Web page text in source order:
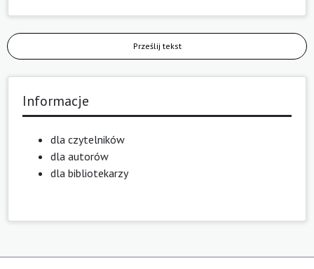
Prześlij tekst
Informacje
dla czytelników
dla autorów
dla bibliotekarzy